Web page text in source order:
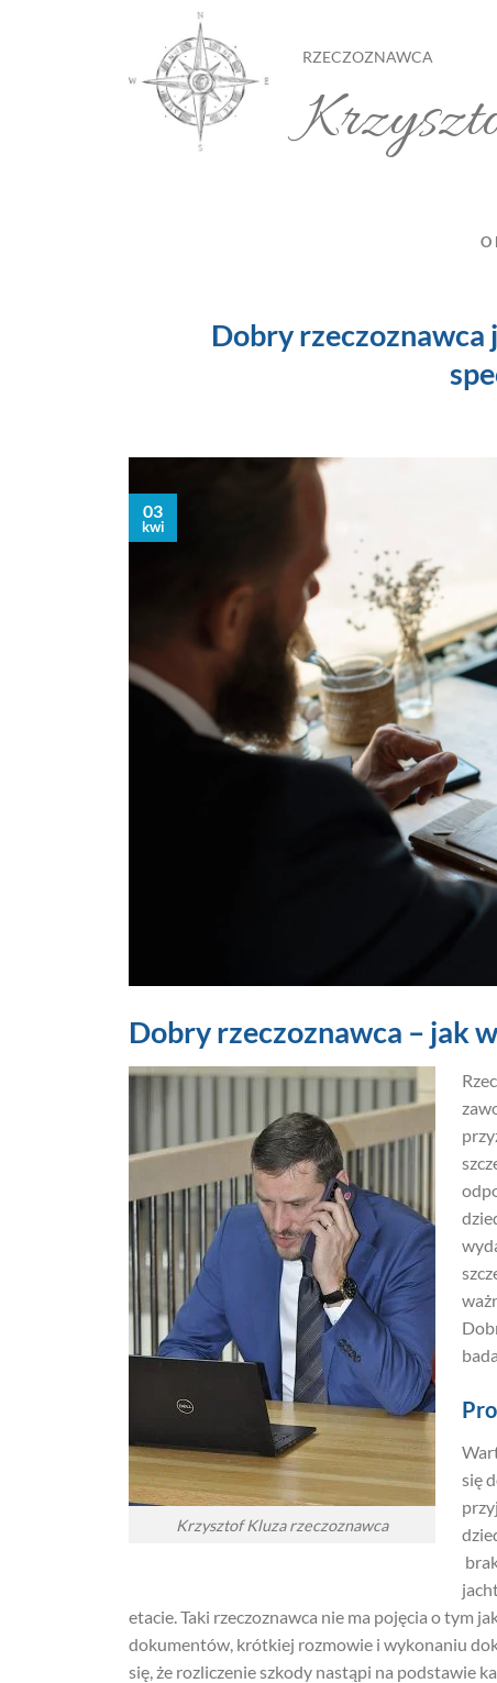
RZECZOZNAWCA
O
Dobry rzeczoznawca
03
kwi
Dobry rzeczoznawca – jak
Krzysztof Kluza rzeczoznawca
się
etacie. Taki rzeczoznawca nie ma pojęcia o tym
dokumentów, krótkiej rozmowie i wykonaniu
się, że rozliczenie szkody nastąpi na podstawie